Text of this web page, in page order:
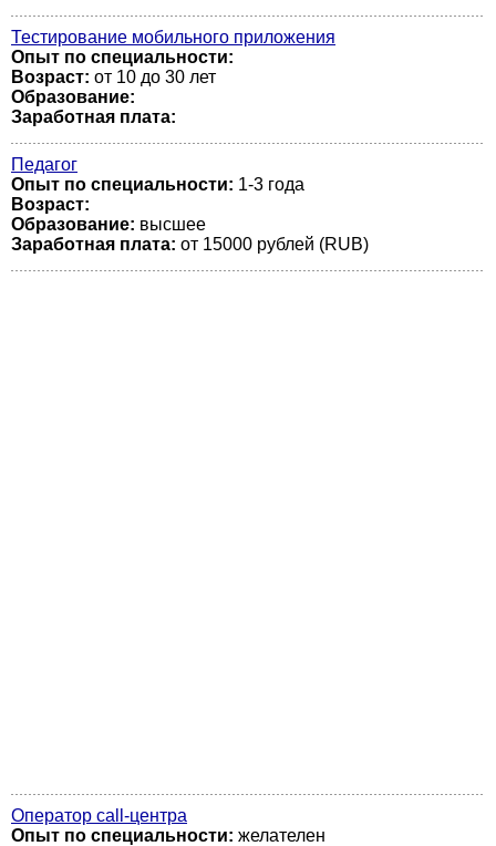
Тестирование мобильного приложения
Опыт по специальности:
Возраст: от 10 до 30 лет
Образование:
Заработная плата:
Педагог
Опыт по специальности: 1-3 года
Возраст:
Образование: высшее
Заработная плата: от 15000 рублей (RUB)
Оператор call-центра
Опыт по специальности: желателен